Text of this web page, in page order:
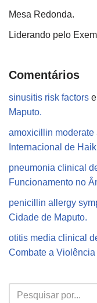
Mesa Redonda.
Liderando pelo
Comentários
sinusitis risk factors
Maputo.
amoxicillin moderate
Internacional de
pneumonia clinical
Funcionamento no
penicillin allergy
Cidade de Maputo.
otitis media clinical
Combate a